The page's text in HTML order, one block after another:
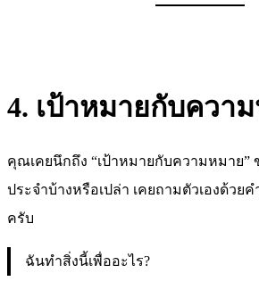
4. เป้าหมายกับควา
คุณเคยนึกถึง “เป้าหมายกับความหมาย”
ประจำบ้างหรือเปล่า เคยถามตัวเองด้วย
ครับ
ฉันทำสิ่งนี้เพื่ออะไร?